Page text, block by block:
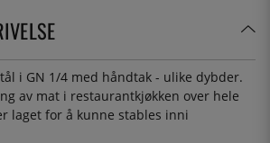
i GN 1/4 med håndtak - ulike dybder.
av mat i restaurantkjøkken over hele
laget for å kunne stables inni